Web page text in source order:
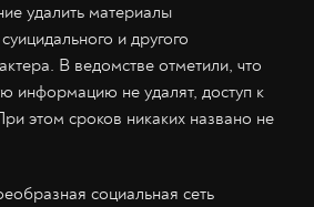
удалить материалы
и другого
В ведомстве отметили, что
информацию не удалят, доступ к
этом сроков никаких названо не
социальная сеть